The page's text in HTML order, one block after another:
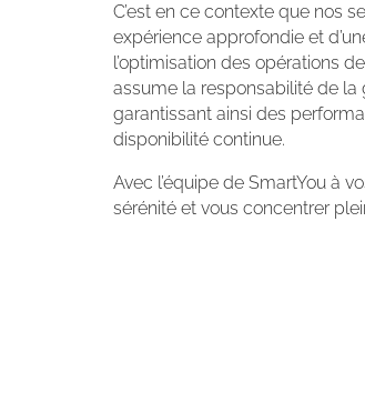
C’est en ce contexte que nos
expérience approfondie et
l’optimisation des opérations
assume la responsabilité de la
garantissant ainsi des
disponibilité continue.
Avec l’équipe de SmartYou à
sérénité et vous concentrer